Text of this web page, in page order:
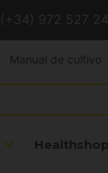
(+34) 972 527
Healthshop
Manual de cultivo